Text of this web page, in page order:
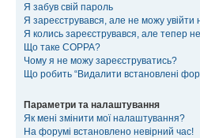
Я забув свій пароль
Я зареєструвався, але не можу
Я колись зареєструвався, але тепер
Що таке COPPA?
Чому я не можу зареєструватись?
Що робить “Видалити встановлені
Параметри та налаштування
Як мені змінити мої налаштування?
На форумі встановлено невірний час!